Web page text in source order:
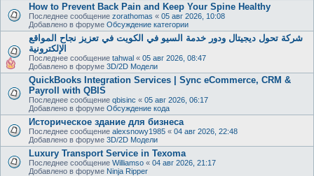
How to Prevent Back Pain and Keep Your Spine Healthy
Последнее сообщение zorathomas « 05 авг 2026, 10:08
Добавлено в форуме Обсуждение категории
شركة تحول ديجيتال ودور خدمة السيو في الكويت في تعزيز نجاح المواقع
الإلكترونية
Последнее сообщение tahwal « 05 авг 2026, 08:47
Добавлено в форуме 3D/2D Модели
QuickBooks Integration Services | Sync eCommerce, CRM &
Payroll with QBIS
Последнее сообщение qbisinc « 05 авг 2026, 06:17
Добавлено в форуме Обсуждение кода
Историческое здание для бизнеса
Последнее сообщение alexsnowy1985 « 04 авг 2026, 22:48
Добавлено в форуме 3D/2D Модели
Luxury Transport Service in Texoma
Последнее сообщение Williamso « 04 авг 2026, 21:17
Добавлено в форуме Ninja Ripper